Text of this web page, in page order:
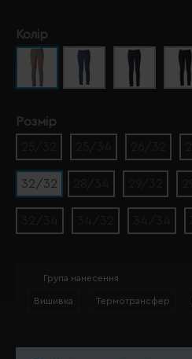
Колір
Розмір
32/32
Група нанесення
Вишивка Термотрансфер